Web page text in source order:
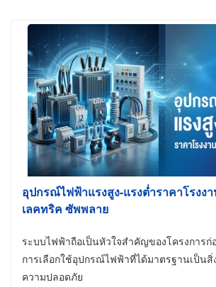
อุปกรณ์ไฟฟ้าแรงสูง-แรงต่ำราคาโรงง
เลคทริค ซัพพลาย
ระบบไฟฟ้าถือเป็นหัวใจสำคัญของโครงการก่
การเลือกใช้อุปกรณ์ไฟฟ้าที่ได้มาตรฐานเป็น
ความปลอดภัย